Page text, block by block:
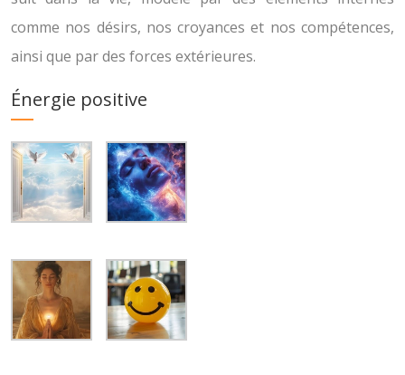
comme nos désirs, nos croyances et nos compétences,
ainsi que par des forces extérieures.
Énergie positive